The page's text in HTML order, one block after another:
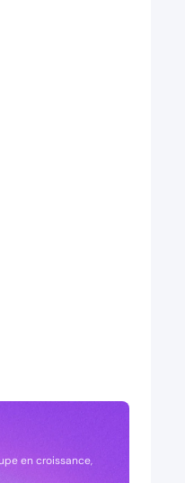
en croissance,